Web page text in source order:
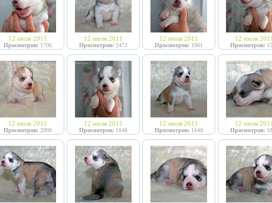
12 июля 2011
Просмотров: 1706
12 июля 2011
Просмотров: 2473
12 июля 2011
Просмотров: 1961
12 июля 2011
Просмотров:
12 июля 2011
Просмотров: 2090
12 июля 2011
Просмотров: 1848
12 июля 2011
Просмотров: 1640
12 июля 2011
Просмотров: